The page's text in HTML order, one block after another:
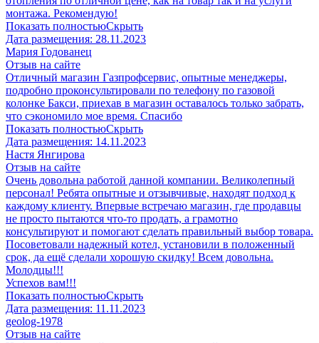
монтажа. Рекомендую!
Показать полностьюСкрыть
Дата размещения: 28.11.2023
Мария Годованец
Отзыв на сайте
Отличный магазин Газпрофсервис, опытные менеджеры,
подробно проконсультировали по телефону по газовой
колонке Бакси, приехав в магазин оставалось только забрать,
что сэкономило мое время. Спасибо
Показать полностьюСкрыть
Дата размещения: 14.11.2023
​Настя Янгирова
Отзыв на сайте
Очень довольна работой данной компании. Великолепный
персонал! Ребята опытные и отзывчивые, находят подход к
каждому клиенту. Впервые встречаю магазин, где продавцы
не просто пытаются что-то продать, а грамотно
консультируют и помогают сделать правильный выбор товара.
Посоветовали надежный котел, установили в положенный
срок, да ещё сделали хорошую скидку! Всем довольна.
Молодцы!!!
Успехов вам!!!
Показать полностьюСкрыть
Дата размещения: 11.11.2023
geolog-1978
Отзыв на сайте